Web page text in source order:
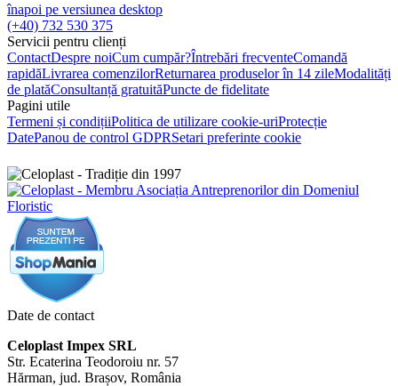
înapoi pe versiunea desktop
(+40) 732 530 375
Servicii pentru clienți
ContactDespre noiCum cumpăr?Întrebări frecventeComandă
rapidăLivrarea comenzilorReturnarea produselor în 14 zileModalități
de platăConsultanță gratuităPuncte de fidelitate
Pagini utile
Termeni și condițiiPolitica de utilizare cookie-uriProtecție
DatePanou de control GDPRSetari preferinte cookie
Date de contact
Celoplast Impex SRL
Str. Ecaterina Teodoroiu nr. 57
Hărman, jud. Brașov, România